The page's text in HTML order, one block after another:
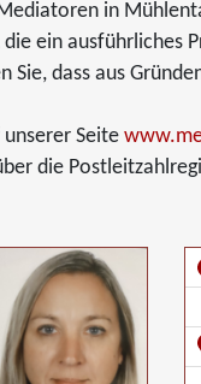
in
ein ausführliches
dass aus
Seite
die